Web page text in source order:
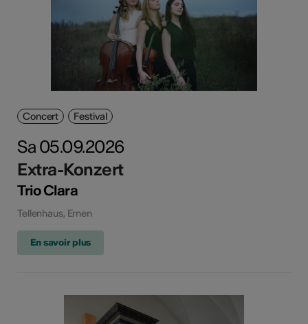
Concert Festival
Sa 05.09.2026
Extra-Konzert
Trio Clara
Tellenhaus, Ernen
En savoir plus